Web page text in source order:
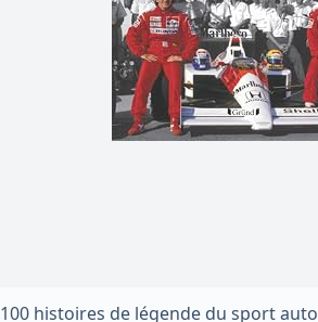
100 histoires de légende du sport auto